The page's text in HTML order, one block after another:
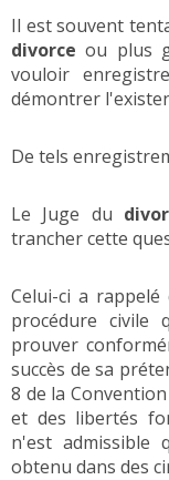
Il est souvent
divorceou plus
vouloir
démontrer
De tels
Le Juge du
trancher cette
Celui-ci a
procédure civile
prouver
succès de sa
8 de la
et des libertés
n'est
obtenu dans des